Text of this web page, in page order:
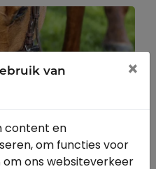
van
×
content en
om functies voor
om ons websiteverkeer